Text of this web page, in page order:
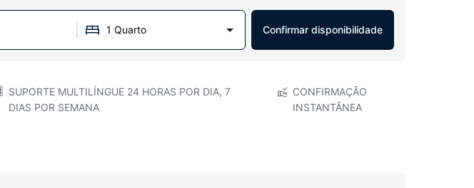
1 Quarto Confirmar disponibilidade
SUPORTE MULTILÍNGUE 24 HORAS POR DIA, 7
DIAS POR SEMANA
CONFIRMAÇÃO
INSTANTÂNEA